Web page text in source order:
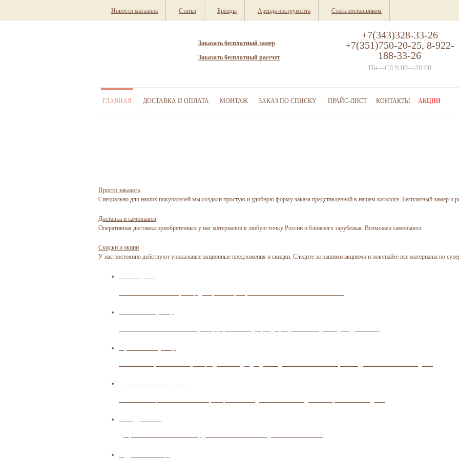
Новости магазина Статьи Бренды Аренда инструмента Стать поставщиком
Заказать бесплатный замер
Заказать бесплатный рассчет
+7(343)328-33-26
+7(351)750-20-25, 8-922-
188-33-26
Пн—Сб 9:00—20:00
ГЛАВНАЯ ДОСТАВКА И ОПЛАТА МОНТАЖ ЗАКАЗ ПО СПИСКУ ПРАЙС-ЛИСТ КОНТАКТЫ АКЦИИ
Просто заказать
Специально для наших покупателей мы создали простую и удобную форму заказа представленной в нашем каталоге. Бесплатный замер и
Доставка и самовывоз
Оперативная доставка приобретенных у нас материалов в любую точку России и ближнего зарубежья. Возможен самовывоз.
Скидки и акции
У нас постоянно действуют уникальные акционные предложения и скидки. Следите за нашими акциями и покупайте все материалы по